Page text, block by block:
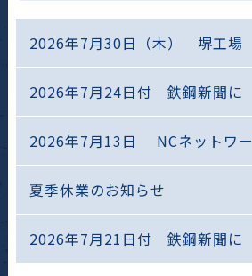
2026年7月30日（木） 堺工
2026年7月24日付 鉄鋼新聞に
2026年7月13日 NCネットワ
夏季休業のお知らせ
2026年7月21日付 鉄鋼新聞に